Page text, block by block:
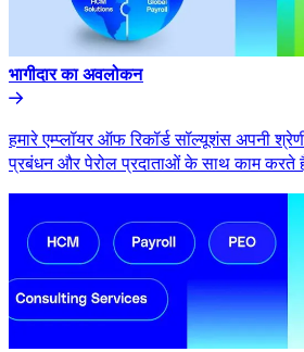
भागीदार का अवलोकन​​
हमारे एम्प्लॉयर ऑफ रिकॉर्ड सॉल्यूशंस अपनी
प्रबंधन और पेरोल प्रदाताओं के साथ काम करते